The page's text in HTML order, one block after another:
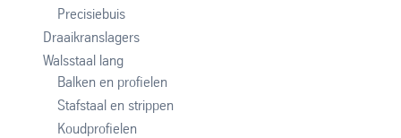
Precisiebuis
Draaikranslagers
Walsstaal lang
Balken en profielen
Stafstaal en strippen
Koudprofielen